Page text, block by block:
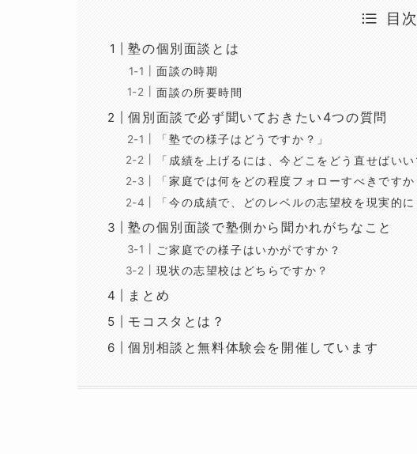
目次
塾の個別面談とは
面談の時期
面談の所要時間
個別面談で必ず聞いておきたい4つの質問
「塾での様子はどうですか？」
「成績を上げるには、今どこをどう直せばいい
「家庭では何をどの程度フォローすべきですか
「今の成績で、どのレベルの志望校を現実的
塾の個別面談で塾側から聞かれがちなこと
ご家庭での様子はいかがですか？
現状の志望校はどちらですか？
まとめ
モコスタとは？
個別相談と無料体験会を開催しています